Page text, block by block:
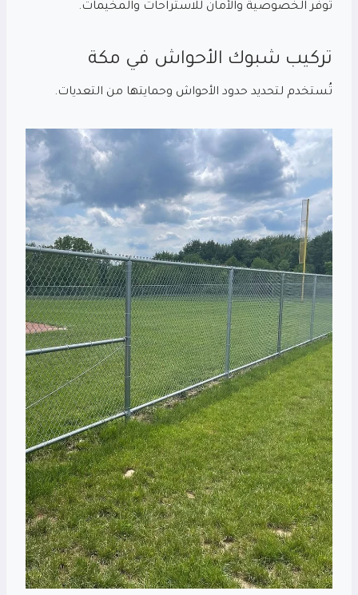
توفر الخصوصية والأمان للاستراحات والمخيمات.
تركيب شبوك الأحواش في مكة
تُستخدم لتحديد حدود الأحواش وحمايتها من التعديات.